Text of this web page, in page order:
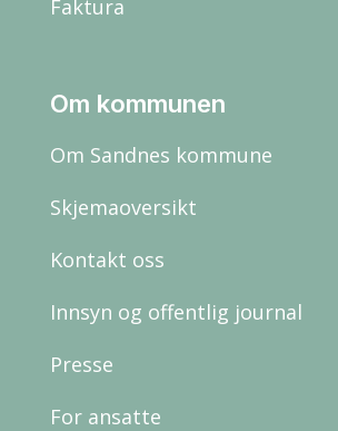
Faktura
Om kommunen
Om Sandnes kommune
Skjemaoversikt
Kontakt oss
Innsyn og offentlig journal
Presse
For ansatte